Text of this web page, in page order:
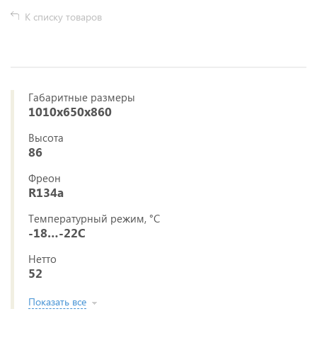
К списку товаров
Габаритные размеры
1010х650х860
Высота
86
Фреон
R134a
Температурный режим, °C
-18…-22C
Нетто
52
Показать все